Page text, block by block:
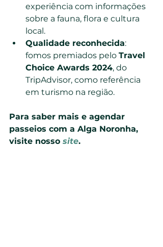
experiência com informações
sobre a fauna, flora e cultura
local.
Qualidade reconhecida:
fomos premiados pelo Travel
Choice Awards 2024, do
TripAdvisor, como referência
em turismo na região.
Para saber mais e agendar
passeios com a Alga Noronha,
visite nosso site.